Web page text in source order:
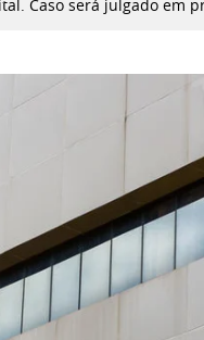
Caso será julgado em